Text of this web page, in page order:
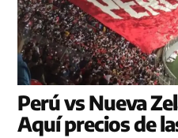
Perú vs Nueva
Aquí precios de